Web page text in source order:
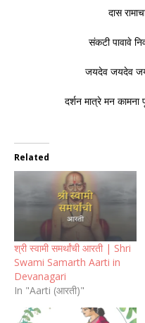
दास
संकटी पावावे
जयदेव जयदेव जय
दर्शन मात्रे मन
Related
श्री स्वामी समर्थांची आरती | Shri
Swami Samarth Aarti in
Devanagari
In "Aarti (आरती)"